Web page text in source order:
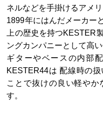
ネルなどを手掛けるアメ
1899年にはんだメーカー
上の歴史を持つKESTER
ングカンパニーとして高
ギターやベースの内部
KESTER44は 配線時の
ことで抜けの良い軽やか
す。